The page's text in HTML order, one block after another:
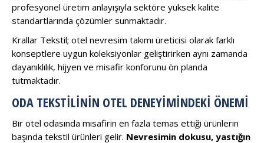
profesyonel üretim anlayışıyla sektöre yüksek kalite
standartlarında çözümler sunmaktadır.
Krallar Tekstil; otel nevresim takımı üreticisi olarak farklı
konseptlere uygun koleksiyonlar geliştirirken aynı zamanda
dayanıklılık, hijyen ve misafir konforunu ön planda
tutmaktadır.
ODA TEKSTILININ OTEL DENEYIMINDEKI ÖNEMI
Bir otel odasında misafirin en fazla temas ettiği ürünlerin
başında tekstil ürünleri gelir. Nevresimin dokusu, yastığın